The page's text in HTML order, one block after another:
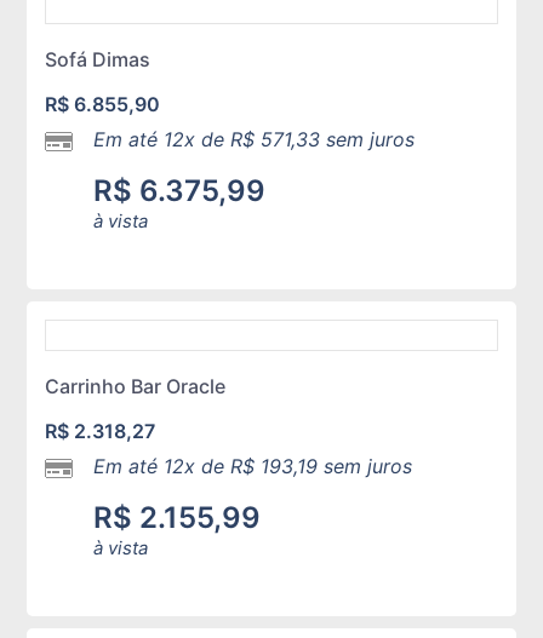
Sofá Dimas
R$ 6.855,90
Em até 12x deR$ 571,33 sem juros
R$ 6.375,99
à vista
Carrinho Bar Oracle
R$ 2.318,27
Em até 12x deR$ 193,19 sem juros
R$ 2.155,99
à vista